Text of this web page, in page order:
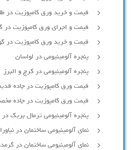
قیمت و خرید ورق کامپوزیت در
قیمت و اجرای ورق کامپوزیت در
قیمت و خرید ورق کامپوزیت در
پنجره آلومینیومی در لواسان
پنجره آلومینیومی در کرج و البرز
قیمت ورق کامپوزیت در جاده
قیمت ورق کامپوزیت در جاده
پنجره آلومینیومی ترمال بریک
نمای آلومینیومی ساختمان در
نمای آلومینیومی ساختمان در